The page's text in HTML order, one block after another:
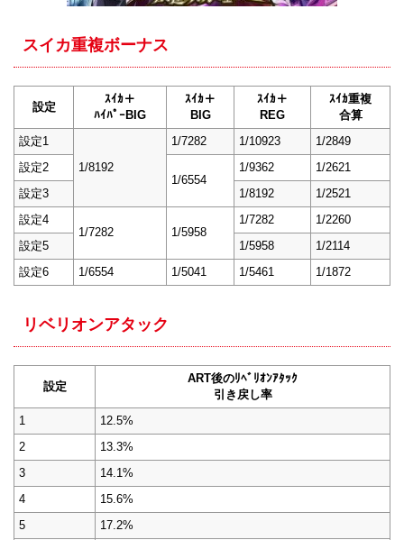
スイカ重複ボーナス
設定
ｽｲｶ＋
ﾊｲﾊﾟｰBIG
ｽｲｶ＋
BIG
ｽｲｶ＋
REG
ｽｲｶ重複
合算
設定1
1/8192
1/7282 1/10923
1/2849
設定2
1/6554
1/9362
1/2621
設定3
1/8192
1/2521
設定4
1/7282
1/5958
1/7282
1/2260
設定5
1/5958
1/2114
設定6
1/6554 1/5041 1/5461 1/1872
リベリオンアタック
設定
ART後のﾘﾍﾞﾘｵﾝｱﾀｯｸ
引き戻し率
1
12.5%
2
13.3%
3
14.1%
4
15.6%
5
17.2%